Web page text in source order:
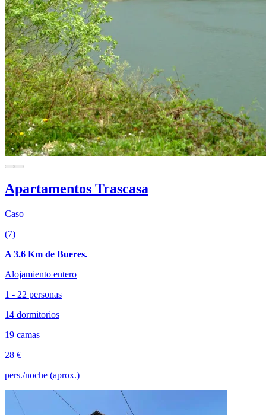
Apartamentos Trascasa
Caso
(7)
A 3.6 Km de Bueres.
Alojamiento entero
1 - 22 personas
14 dormitorios
19 camas
28 €
pers./noche (aprox.)